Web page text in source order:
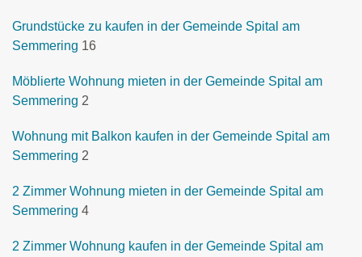
Grundstücke zu kaufen in der Gemeinde Spital am
Semmering 16
Möblierte Wohnung mieten in der Gemeinde Spital am
Semmering 2
Wohnung mit Balkon kaufen in der Gemeinde Spital am
Semmering 2
2 Zimmer Wohnung mieten in der Gemeinde Spital am
Semmering 4
2 Zimmer Wohnung kaufen in der Gemeinde Spital am